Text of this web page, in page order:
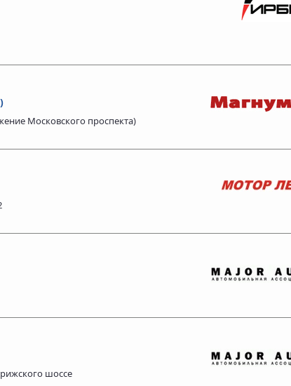
Московского проспекта)
шоссе